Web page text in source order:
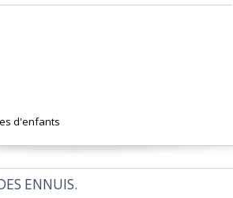
d'enfants‎
ENNUIS.‎